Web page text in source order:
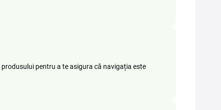
pentru a te asigura că navigația este